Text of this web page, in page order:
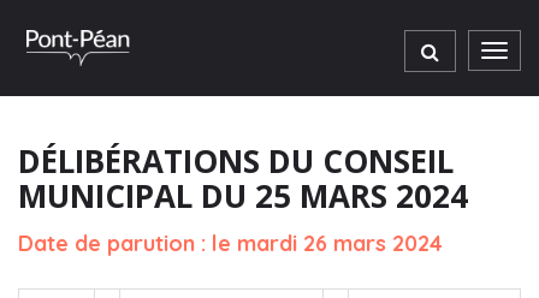
DÉLIBÉRATIONS DU CONSEIL
MUNICIPAL DU 25 MARS 2024
Date de parution : le mardi 26 mars 2024